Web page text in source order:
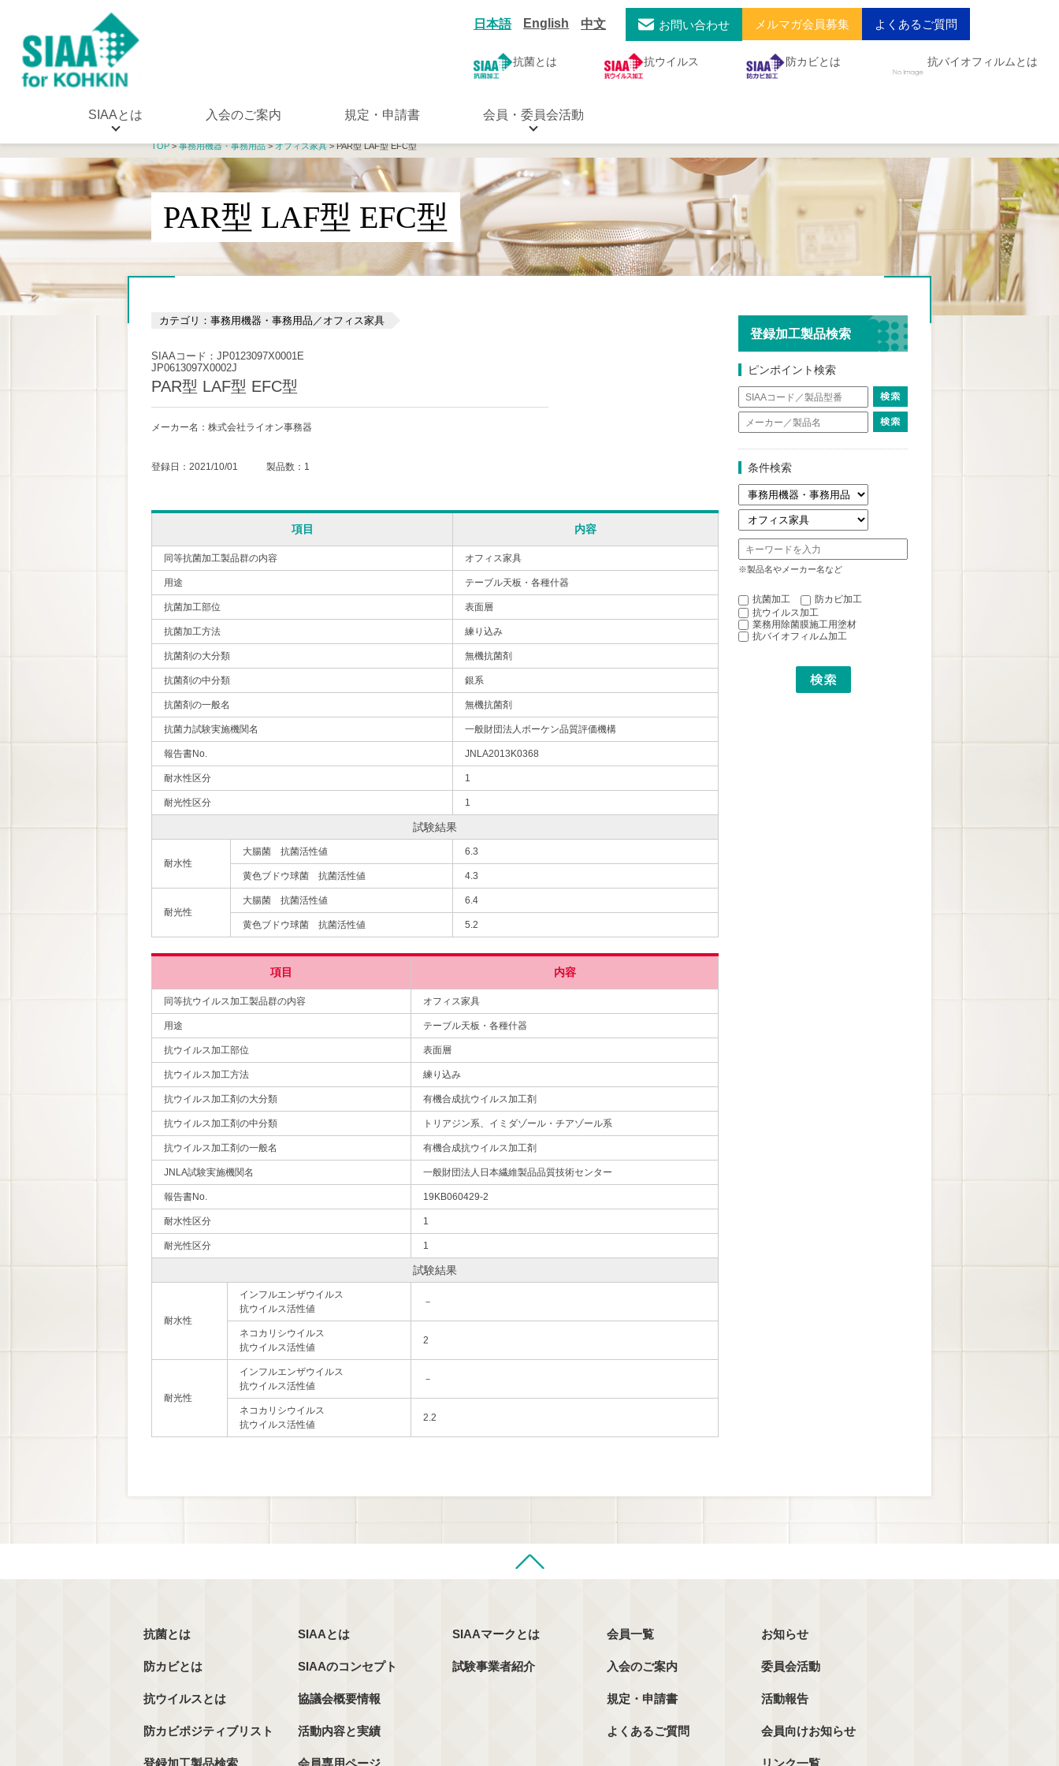
日本語 English 中文 お問い合わせ メルマガ会員募集 よくあるご質問
抗菌とは 抗ウイルス 防カビとは 抗バイオフィルムとは
SIAAとは 入会のご案内 規定・申請書 会員・委員会活動
TOP>事務用機器・事務用品>オフィス家具> PAR型 LAF型 EFC型
PAR型 LAF型 EFC型
カテゴリ：事務用機器・事務用品／オフィス家具
SIAAコード：JP0123097X0001E
JP0613097X0002J
PAR型 LAF型 EFC型
メーカー名：株式会社ライオン事務器
登録日：2021/10/01 製品数：1
項目 内容
同等抗菌加工製品群の内容 オフィス家具
用途 テーブル天板・各種什器
抗菌加工部位 表面層
抗菌加工方法 練り込み
抗菌剤の大分類 無機抗菌剤
抗菌剤の中分類 銀系
抗菌剤の一般名 無機抗菌剤
抗菌力試験実施機関名 一般財団法人ボーケン品質評価機構
報告書No. JNLA2013K0368
耐水性区分 1
耐光性区分 1
試験結果
耐水性
大腸菌 抗菌活性値 6.3
黄色ブドウ球菌 抗菌活性値 4.3
耐光性
大腸菌 抗菌活性値 6.4
黄色ブドウ球菌 抗菌活性値 5.2
項目 内容
同等抗ウイルス加工製品群の内容 オフィス家具
用途 テーブル天板・各種什器
抗ウイルス加工部位 表面層
抗ウイルス加工方法 練り込み
抗ウイルス加工剤の大分類 有機合成抗ウイルス加工剤
抗ウイルス加工剤の中分類 トリアジン系、イミダゾール・チアゾール系
抗ウイルス加工剤の一般名 有機合成抗ウイルス加工剤
JNLA試験実施機関名 一般財団法人日本繊維製品品質技術センター
報告書No. 19KB060429-2
耐水性区分 1
耐光性区分 1
試験結果
耐水性
インフルエンザウイルス
抗ウイルス活性値
－
ネコカリシウイルス
抗ウイルス活性値
2
耐光性
インフルエンザウイルス
抗ウイルス活性値
－
ネコカリシウイルス
抗ウイルス活性値
2.2
登録加工製品検索
ピンポイント検索
条件検索
※製品名やメーカー名など
抗菌加工
防カビ加工
抗ウイルス加工
業務用除菌膜施工用塗材
抗バイオフィルム加工
抗菌とは
防カビとは
抗ウイルスとは
防カビポジティブリスト
登録加工製品検索
SIAAとは
SIAAのコンセプト
協議会概要情報
活動内容と実績
会員専用ページ
SIAAマークとは
試験事業者紹介
会員一覧
入会のご案内
規定・申請書
よくあるご質問
お知らせ
委員会活動
活動報告
会員向けお知らせ
リンク一覧